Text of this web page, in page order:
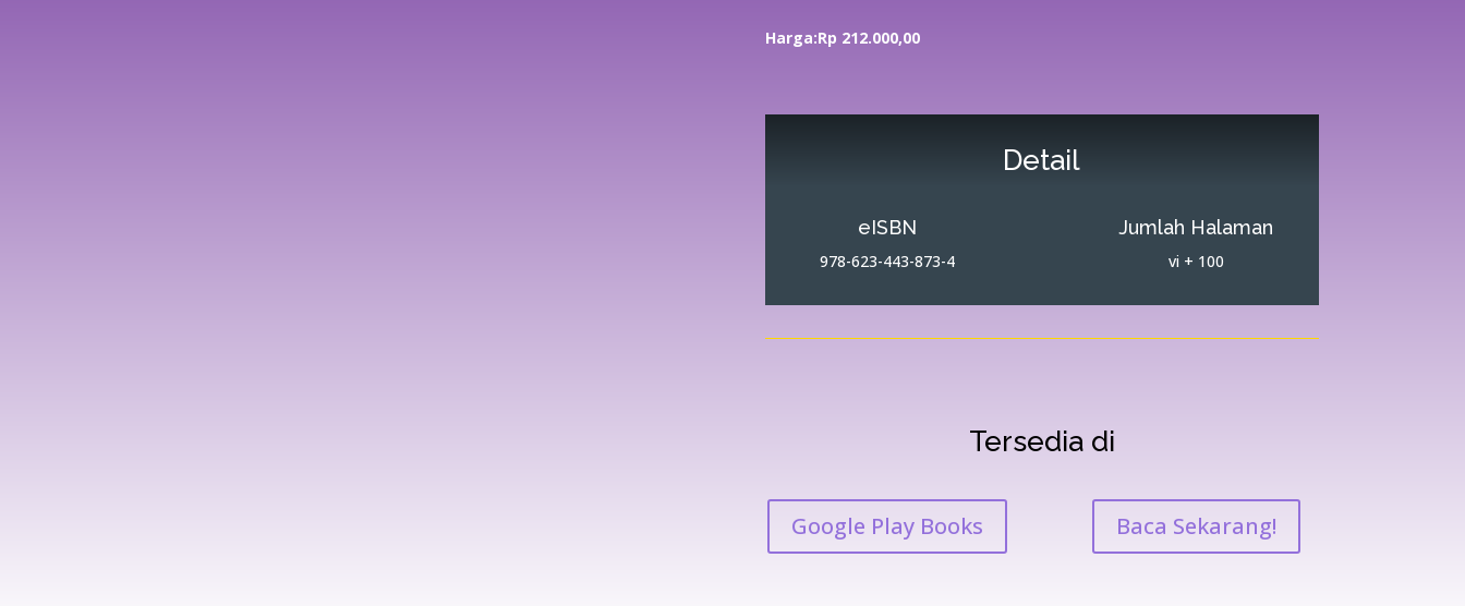
Harga:Rp 212.000,00
Detail
eISBN
978-623-443-873-4
Jumlah Halaman
vi + 100
Tersedia di
Google Play Books Baca Sekarang!